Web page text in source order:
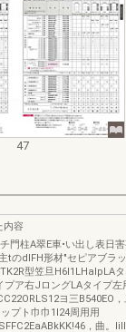
47
内容
門柱A翠E車•い出し表日
tのdIFH形材"セピアブラ
型笠旦H6l1LHalpLA
プア右JロングLAタイプ左
ヨ三B540EO，
プト巾巾1I24周用用
，曲。